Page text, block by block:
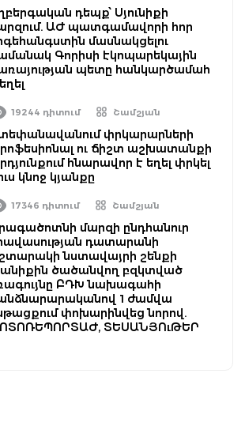
դեպք՝ Սյունիքի
ԱԺ պատգամավորի հոր
մասնակցելու
Գորիսի էկոպարեկային
պետը հանկարծամահ
19244 դիտում Շամշյան
փրկարարների
ու ճիշտ աշխատանքի
հնարավոր է եղել փրկել
կնոջ կյանքը
17346 դիտում Շամշյան
մարզի ընդհանուր
դատարանի
նստավայրի շենքի
ծածանվող բզկտված
ԲԴԽ նախագահի
1 ժամվա
փոխարինվեց նորով.
ՏԵՍԱՆՅՈւԹԵՐ